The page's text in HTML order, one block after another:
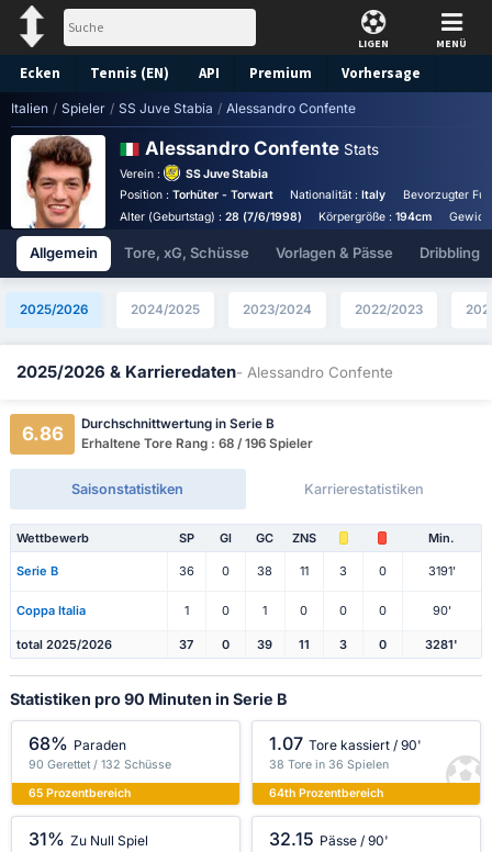
LIGEN MENÜ
Ecken Tennis (EN) API Premium Vorhersage
Italien / Spieler / SS Juve Stabia / Alessandro Confente
Alessandro Confente Stats
Verein :
SS Juve Stabia
Position : Torhüter - Torwart Nationalität :Italy
Bevorzugter
Alter (Geburtstag) : 28 (7/6/1998) Körpergröße :194cm
Allgemein Tore, xG, Schüsse Vorlagen & Pässe Dribbling
2025/2026 2024/2025 2023/2024 2022/2023
2025/2026 & Karrieredaten- Alessandro Confente
6.86
Durchschnittwertung in Serie B
Erhaltene Tore Rang : 68 / 196 Spieler
Saisonstatistiken Karrierestatistiken
Wettbewerb SP Gl GC ZNS Min.
Serie B 36 0 38 11 3 0 3191'
Coppa Italia 1 0 1 0 0 0 90'
total 2025/2026 37 0 39 11 3 0 3281'
Statistiken pro 90 Minuten in Serie B
68% Paraden
90 Gerettet / 132 Schüsse
65 Prozentbereich
1.07 Tore kassiert / 90'
38 Tore in 36 Spielen
64th Prozentbereich
31% Zu Null Spiel 32.15 Pässe / 90'